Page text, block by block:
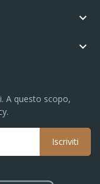


A questo scopo,
Iscriviti